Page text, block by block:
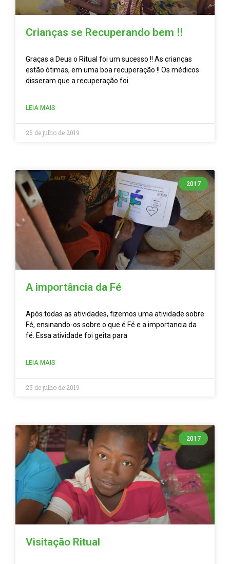
Crianças se Recuperando bem !!
Graças a Deus o Ritual foi um sucesso !! As crianças
estão ótimas, em uma boa recuperação !! Os médicos
disseram que a recuperação foi
LEIA MAIS
25 de julho de 2019
2017
A importância da Fé
Após todas as atividades, fizemos uma atividade sobre
Fé, ensinando-os sobre o que é Fé e a importancia da
fé. Essa atividade foi geita para
LEIA MAIS
25 de julho de 2019
2017
Visitação Ritual